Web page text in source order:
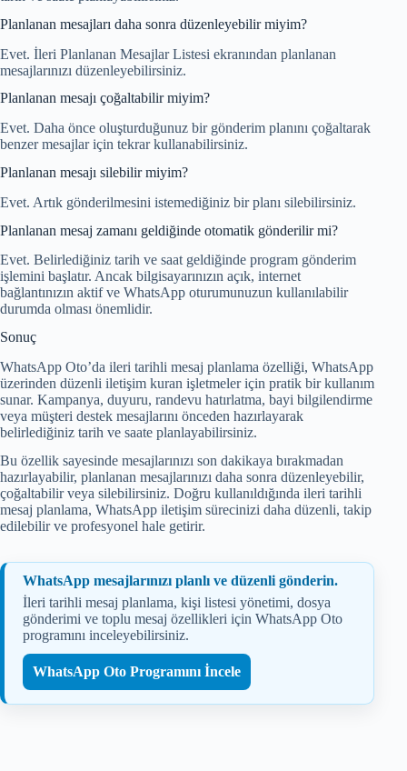
Planlanan mesajları daha sonra düzenleyebilir miyim?
Evet. İleri Planlanan Mesajlar Listesi ekranından planlanan
mesajlarınızı düzenleyebilirsiniz.
Planlanan mesajı çoğaltabilir miyim?
Evet. Daha önce oluşturduğunuz bir gönderim planını çoğaltarak
benzer mesajlar için tekrar kullanabilirsiniz.
Planlanan mesajı silebilir miyim?
Evet. Artık gönderilmesini istemediğiniz bir planı silebilirsiniz.
Planlanan mesaj zamanı geldiğinde otomatik gönderilir mi?
Evet. Belirlediğiniz tarih ve saat geldiğinde program gönderim
işlemini başlatır. Ancak bilgisayarınızın açık, internet
bağlantınızın aktif ve WhatsApp oturumunuzun kullanılabilir
durumda olması önemlidir.
Sonuç
WhatsApp Oto’da ileri tarihli mesaj planlama özelliği, WhatsApp
üzerinden düzenli iletişim kuran işletmeler için pratik bir kullanım
sunar. Kampanya, duyuru, randevu hatırlatma, bayi bilgilendirme
veya müşteri destek mesajlarını önceden hazırlayarak
belirlediğiniz tarih ve saate planlayabilirsiniz.
Bu özellik sayesinde mesajlarınızı son dakikaya bırakmadan
hazırlayabilir, planlanan mesajlarınızı daha sonra düzenleyebilir,
çoğaltabilir veya silebilirsiniz. Doğru kullanıldığında ileri tarihli
mesaj planlama, WhatsApp iletişim sürecinizi daha düzenli, takip
edilebilir ve profesyonel hale getirir.
WhatsApp mesajlarınızı planlı ve düzenli gönderin.
İleri tarihli mesaj planlama, kişi listesi yönetimi, dosya
gönderimi ve toplu mesaj özellikleri için WhatsApp Oto
programını inceleyebilirsiniz.
WhatsApp Oto Programını İncele